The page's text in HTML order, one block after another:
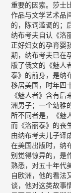
重要的因索。莎士
作品与文学艺术品
的，陈词滥调的；
纳布考夫自认《洛
正好妇女的孕育婴
期，纳布考夫已在
版了俄文的《魅人
泰》的前身，是纳
移居美国，时年四
《魅人者》含有
洲男子；一个幼稚
所不同者是，《魅
而《洛丽泰》的丧
由纳布考夫儿子译
在美国出版时，纳
别觉得惊异的，是
熟悉，对五十年代
自欧洲，他的看法
谈，他对这类故事